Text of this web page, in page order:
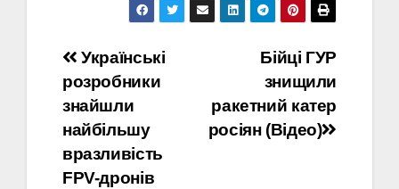
Навігація
записів
Бійці ГУР
знищили
ракетний катер
росіян (Відео)
Українські
розробники
знайшли
найбільшу
вразливість
FPV-дронів